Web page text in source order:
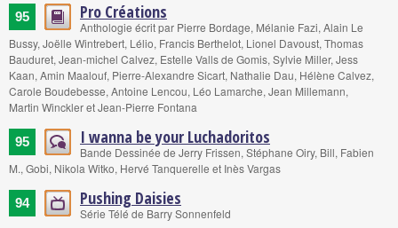
95 Pro Créations
Anthologie écrit par Pierre Bordage, Mélanie Fazi, Alain Le
Bussy, Joëlle Wintrebert, Lélio, Francis Berthelot, Lionel Davoust, Thomas
Bauduret, Jean-michel Calvez, Estelle Valls de Gomis, Sylvie Miller, Jess
Kaan, Amin Maalouf, Pierre-Alexandre Sicart, Nathalie Dau, Hélène Calvez,
Carole Boudebesse, Antoine Lencou, Léo Lamarche, Jean Millemann,
Martin Winckler et Jean-Pierre Fontana
95 I wanna be your Luchadoritos
Bande Dessinée de Jerry Frissen, Stéphane Oiry, Bill, Fabien
M., Gobi, Nikola Witko, Hervé Tanquerelle et Inès Vargas
94 Pushing Daisies
Série Télé de Barry Sonnenfeld